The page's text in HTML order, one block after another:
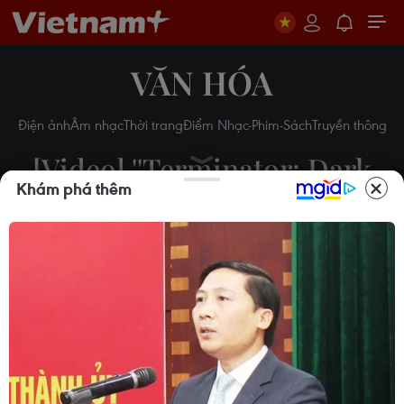
VĂN HÓA
Điện ảnhÂm nhạcThời trangĐiểm Nhạc-Phim-SáchTruyền thông
[Video] ''Terminator: Dark
Fate'' tung trailer đầu tiên
đầy tăm tối
23/05/2019 22:00
Theo dõi VietnamPlus
Khám phá thêm